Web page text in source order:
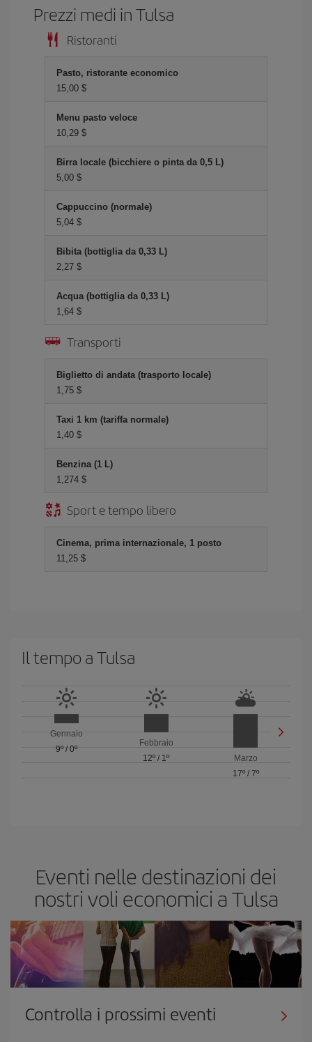
Prezzi medi in Tulsa
Ristoranti
Pasto, ristorante economico
15,00 $
Menu pasto veloce
10,29 $
Birra locale (bicchiere o pinta da 0,5 L)
5,00 $
Cappuccino (normale)
5,04 $
Bibita (bottiglia da 0,33 L)
2,27 $
Acqua (bottiglia da 0,33 L)
1,64 $
Transporti
Biglietto di andata (trasporto locale)
1,75 $
Taxi 1 km (tariffa normale)
1,40 $
Benzina (1 L)
1,274 $
Sport e tempo libero
Cinema, prima internazionale, 1 posto
11,25 $
Il tempo a Tulsa
Gennaio
9º/ 0º
Febbraio
12º / 1º
Marzo
17º/ 7º
Eventi nelle destinazioni dei
nostri voli economici a Tulsa
Controlla i prossimi eventi